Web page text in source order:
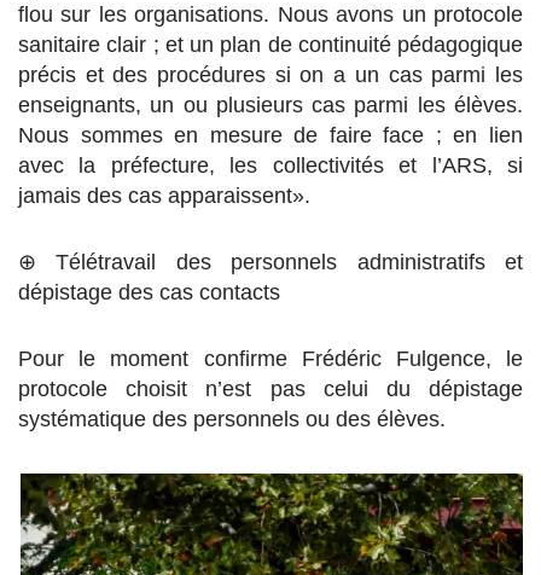
flou sur les organisations. Nous avons un protocole
sanitaire clair ; et un plan de continuité pédagogique
précis et des procédures si on a un cas parmi les
enseignants, un ou plusieurs cas parmi les élèves.
Nous sommes en mesure de faire face ; en lien
avec la préfecture, les collectivités et l’ARS, si
jamais des cas apparaissent».
⊕ Télétravail des personnels administratifs et
dépistage des cas contacts
Pour le moment confirme Frédéric Fulgence, le
protocole choisit n’est pas celui du dépistage
systématique des personnels ou des élèves.